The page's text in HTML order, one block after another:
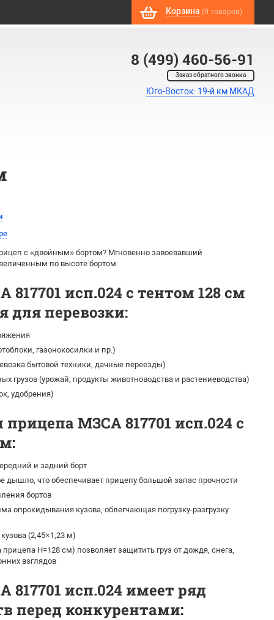
Корзина (0 товаров)
8 (499) 460-56-91
Заказ обратного звонка
Юго-Восток: 19-й км МКАД
с «двойным» бортом? Мгновенно завоевавший
по высоте бортом.
исп.024 с тентом 128 см
для перевозки:
газонокосилки и пр.)
бытовой техники, дачные переезды)
грузов (урожай, продукты животноводства и растениеводства)
удобрения)
прицепа МЗСА 817701 исп.024 с
и задний борт
дышло, что обеспечивает прицепу большой запас прочности
бортов
опрокидывания кузова, облегчающая погрузку-разгрузку
(2,45×1,23 м)
прицепа H=128 см) позволяет защитить груз от дождя, снега,
взглядов
исп.024 имеет ряд
перед конкурентами: